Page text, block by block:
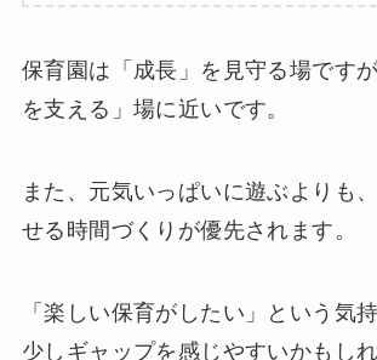
保育園は「成長」を見守る場です
を支える」場に近いです。
また、元気いっぱいに遊ぶよりも
せる時間づくりが優先されます。
「楽しい保育がしたい」という気
少しギャップを感じやすいかもしれ